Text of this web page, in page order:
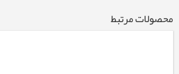
محصولات مرتبط